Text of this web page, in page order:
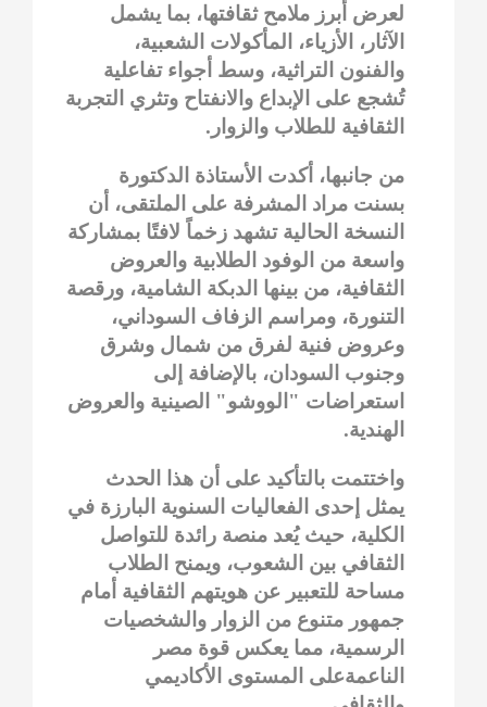
لعرض أبرز ملامح ثقافتها، بما يشمل
الآثار، الأزياء، المأكولات الشعبية،
والفنون التراثية، وسط أجواء تفاعلية
تُشجع على الإبداع والانفتاح وتثري التجربة
الثقافية للطلاب والزوار.
من جانبها، أكدت الأستاذة الدكتورة
بسنت مراد المشرفة على الملتقى، أن
النسخة الحالية تشهد زخماً لافتًا بمشاركة
واسعة من الوفود الطلابية والعروض
الثقافية، من بينها الدبكة الشامية، ورقصة
التنورة، ومراسم الزفاف السوداني،
وعروض فنية لفرق من شمال وشرق
وجنوب السودان، بالإضافة إلى
استعراضات "الووشو" الصينية والعروض
الهندية.
واختتمت بالتأكيد على أن هذا الحدث
يمثل إحدى الفعاليات السنوية البارزة في
الكلية، حيث يُعد منصة رائدة للتواصل
الثقافي بين الشعوب، ويمنح الطلاب
مساحة للتعبير عن هويتهم الثقافية أمام
جمهور متنوع من الزوار والشخصيات
الرسمية، مما يعكس قوة مصر
الناعمةعلى المستوى الأكاديمي